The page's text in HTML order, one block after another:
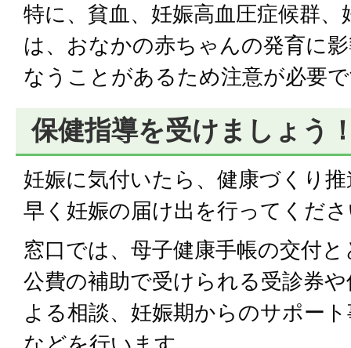
特に、貧血、妊娠高血圧症候群
は、おなかの赤ちゃんの発育に
なうことがあるため注意が必要
保健指導を受けましょう
妊娠に気付いたら、健康づくり
早く妊娠の届け出を行ってくだ
窓口では、母子健康手帳の交付
公費の補助で受けられる受診券
よる相談、妊娠期からのサポー